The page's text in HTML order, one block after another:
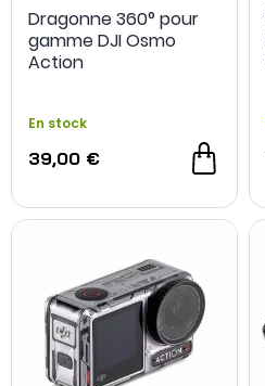
Dragonne 360° pour
gamme DJI Osmo
Action
En stock
39,00 €